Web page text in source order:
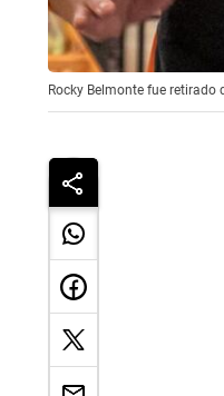
Rocky Belmonte fue